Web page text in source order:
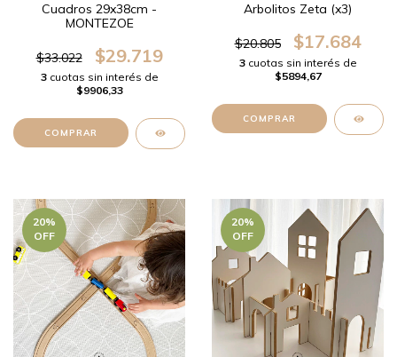
Cuadros 29x38cm -
MONTEZOE
$33.022 $29.719
3cuotas sin interés de
$9906,33
COMPRAR
Arbolitos Zeta (x3)
$20.805 $17.684
3cuotas sin interés de
$5894,67
20%
OFF
20%
OFF